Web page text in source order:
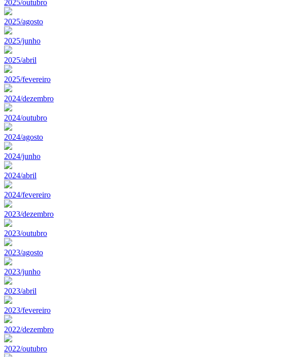
2025/outubro
2025/agosto
2025/junho
2025/abril
2025/fevereiro
2024/dezembro
2024/outubro
2024/agosto
2024/junho
2024/abril
2024/fevereiro
2023/dezembro
2023/outubro
2023/agosto
2023/junho
2023/abril
2023/fevereiro
2022/dezembro
2022/outubro